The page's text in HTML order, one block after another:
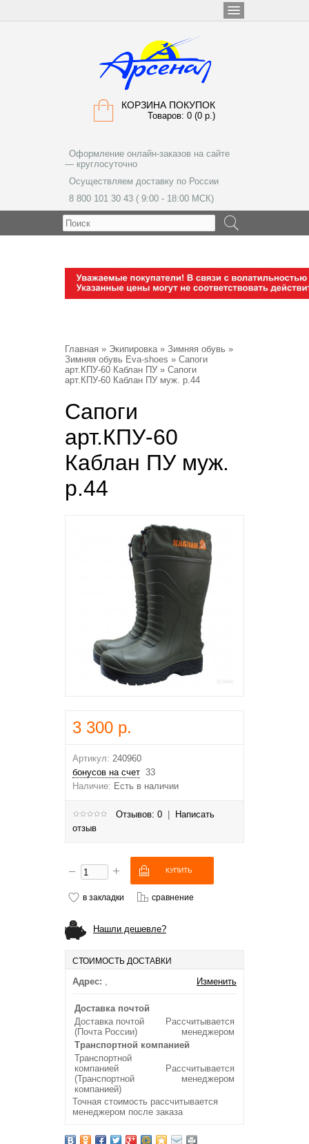
КОРЗИНА ПОКУПОК
Товаров: 0 (0 р.)
Оформление онлайн-заказов на сайте
— круглосуточно
Осуществляем доставку по России
8 800 101 30 43 ( 9:00 - 18:00 МСК)
Главная » Экипировка» Зимняя обувь »
Зимняя обувь Eva-shoes » Сапоги
арт.КПУ-60 Каблан ПУ » Сапоги
арт.КПУ-60 Каблан ПУ муж. р.44
Сапоги
арт.КПУ-60
Каблан ПУ муж.
р.44
3 300 р.
Артикул: 240960
бонусов на счет 33
Наличие: Есть в наличии
Отзывов: 0
Написать
отзыв
в закладки сравнение
Нашли дешевле?
СТОИМОСТЬ ДОСТАВКИ
Адрес: , Изменить
Доставка почтой
Доставка почтой
(Почта России)
Рассчитывается
менеджером
Транспортной компанией
Транспортной
компанией
(Транспортной
компанией)
Рассчитывается
менеджером
Точная стоимость рассчитывается
менеджером после заказа